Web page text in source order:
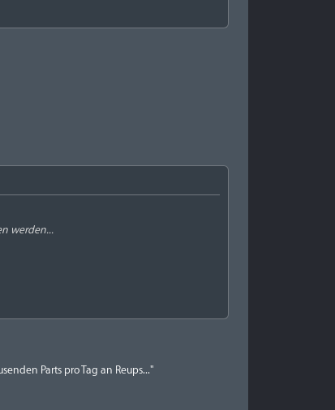
werden...
Parts pro Tag an Reups..."